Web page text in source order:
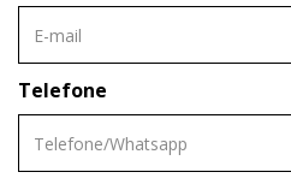
Telefone